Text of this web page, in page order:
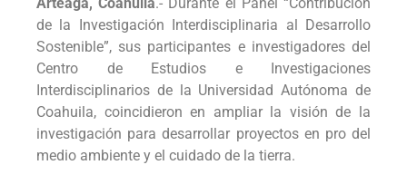
de la Investigación Interdisciplinaria al Desarrollo
Sostenible”, sus participantes e investigadores del
Centro de Estudios e Investigaciones
Interdisciplinarios de la Universidad Autónoma de
Coahuila, coincidieron en ampliar la visión de la
investigación para desarrollar proyectos en pro del
medio ambiente y el cuidado de la tierra.